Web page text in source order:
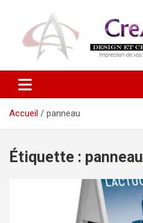
contenu
CreAttraction
Accueil panneau
Étiquette : panneau